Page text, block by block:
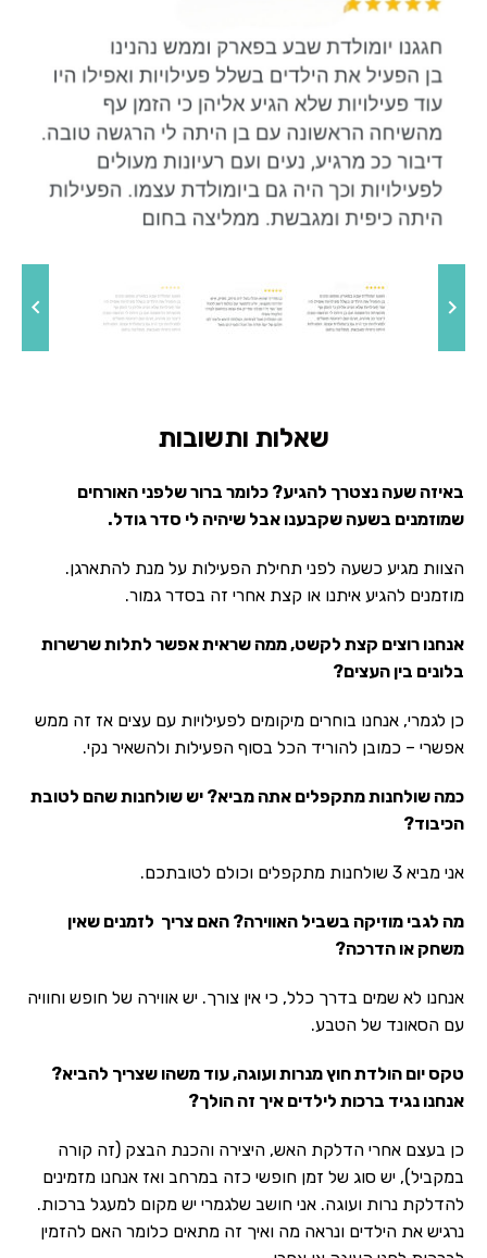
שאלות ותשובות
באיזה שעה נצטרך להגיע? כלומר ברור שלפני האורחים
שמוזמנים בשעה שקבענו אבל שיהיה לי סדר גודל.
הצוות מגיע כשעה לפני תחילת הפעילות על מנת להתארגן.
מוזמנים להגיע איתנו או קצת אחרי זה בסדר גמור.
אנחנו רוצים קצת לקשט, ממה שראית אפשר לתלות שרשרות
בלונים בין העצים?
כן לגמרי, אנחנו בוחרים מיקומים לפעילויות עם עצים אז זה ממש
אפשרי – כמובן להוריד הכל בסוף הפעילות ולהשאיר נקי.
כמה שולחנות מתקפלים אתה מביא? יש שולחנות שהם לטובת
הכיבוד?
אני מביא 3 שולחנות מתקפלים וכולם לטובתכם.
מה לגבי מוזיקה בשביל האווירה? האם צריך לזמנים שאין
משחק או הדרכה?
אנחנו לא שמים בדרך כלל, כי אין צורך. יש אווירה של חופש וחוויה
עם הסאונד של הטבע.
טקס יום הולדת חוץ מנרות ועוגה, עוד משהו שצריך להביא?
אנחנו נגיד ברכות לילדים איך זה הולך?
כן בעצם אחרי הדלקת האש, היצירה והכנת הבצק (זה קורה
במקביל), יש סוג של זמן חופשי כזה במרחב ואז אנחנו מזמינים
להדלקת נרות ועוגה. אני חושב שלגמרי יש מקום למעגל ברכות.
נרגיש את הילדים ונראה מה ואיך זה מתאים כלומר האם להזמין